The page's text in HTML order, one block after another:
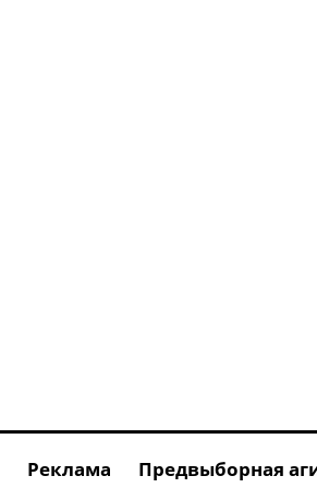
Реклама Предвыборная